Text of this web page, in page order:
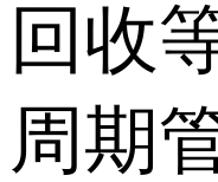
回收
周期